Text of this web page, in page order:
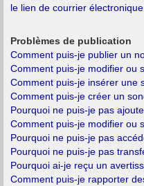
le lien de courrier
Problèmes de publication
Comment puis-je publier un
Comment puis-je modifier ou
Comment puis-je insérer une
Comment puis-je créer un
Pourquoi ne puis-je pas
Comment puis-je modifier ou
Pourquoi ne puis-je pas
Pourquoi ne puis-je pas
Pourquoi ai-je reçu un
Comment puis-je rapporter